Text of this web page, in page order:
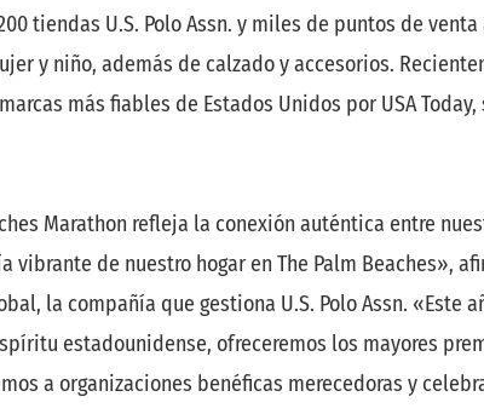
tiendas U.S. Polo Assn. y miles de puntos de
y niño, además de calzado y accesorios.
más fiables de Estados Unidos por USA
Marathon refleja la conexión auténtica entre
de nuestro hogar en The Palm Beaches»,
la compañía que gestiona U.S. Polo Assn. «Este
estadounidense, ofreceremos los mayores
a organizaciones benéficas merecedoras y